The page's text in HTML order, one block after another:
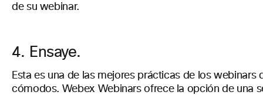
de su webinar.
4. Ensaye.
Esta es una de las mejores prácticas de los
cómodos. Webex Webinars ofrece la opción de una